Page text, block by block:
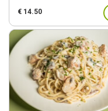
€ 14.50